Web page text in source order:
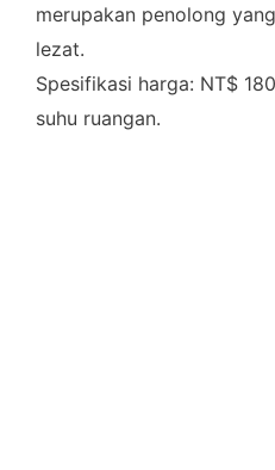
merupakan penolong
lezat.
Spesifikasi harga: NT$
suhu ruangan.